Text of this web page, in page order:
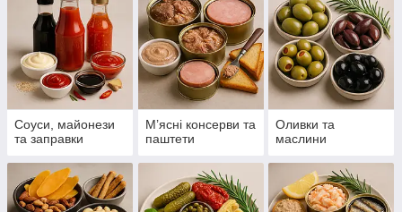
Соуси, майонези
та заправки
М’ясні консерви та
паштети
Оливки та
маслини